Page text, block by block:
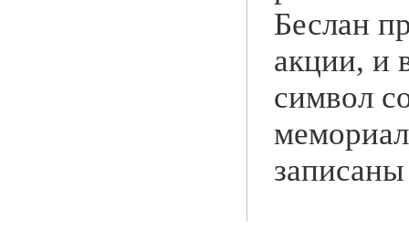
Беслан
акции, и
символ